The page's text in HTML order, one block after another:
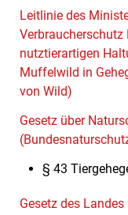
Leitlinie des
Verbraucherschutz
nutztierartigen
Muffelwild in
von Wild)
Gesetz über
§ 43
Gesetz des